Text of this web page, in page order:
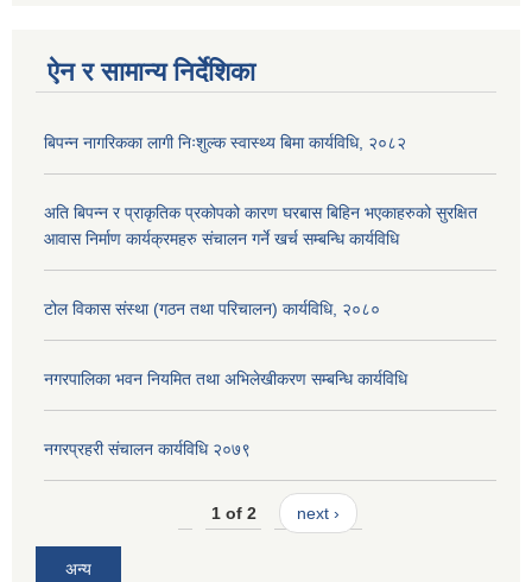
ऐन र सामान्य निर्देशिका
बिपन्न नागरिकका लागी निःशुल्क स्वास्थ्य बिमा कार्यविधि, २०८२
अति बिपन्न र प्राकृतिक प्रकोपको कारण घरबास बिहिन भएकाहरुको सुरक्षित
आवास निर्माण कार्यक्रमहरु संचालन गर्ने खर्च सम्बन्धि कार्यविधि
टोल विकास संस्था (गठन तथा परिचालन) कार्यविधि, २०८०
नगरपालिका भवन नियमित तथा अभिलेखीकरण सम्बन्धि कार्यविधि
नगरप्रहरी संचालन कार्यविधि २०७९
1 of 2 next ›
अन्य